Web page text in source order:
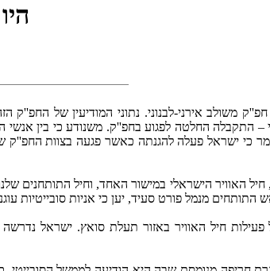
משולב אירני-לבנוני. נתוני המודיעין של
– התקבלה החלטה לפגוע בחפ''ק. משנודע כי בין
כי ישראל פעלה להגנתה כאשר פגעה בצוות החפ''ק
במהלך מלחמת ההתשה בשנת 1969, חיל האוויר הישראלי במישור
מנמל פורט סעיד, יען כי אניות סובייטיות
חיל האוויר באזור תעלת סואץ. ישראל